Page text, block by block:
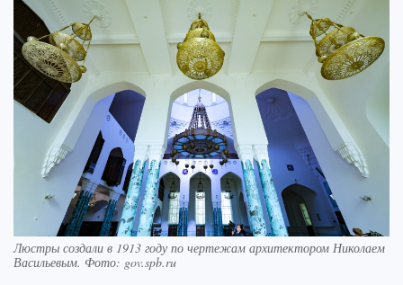
Люстры создали в 1913 году по чертежам архитектором Николаем
Васильевым. Фото: gov.spb.ru